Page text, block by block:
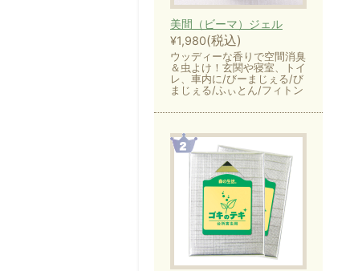
美間（ビーマ）ジェル
¥1,980(税込)
ウッディーな香りで空間消臭
＆虫よけ！玄関や寝室、トイ
レ、車内に/びーまじぇる/び
まじぇる/ふぃとん/フィトン